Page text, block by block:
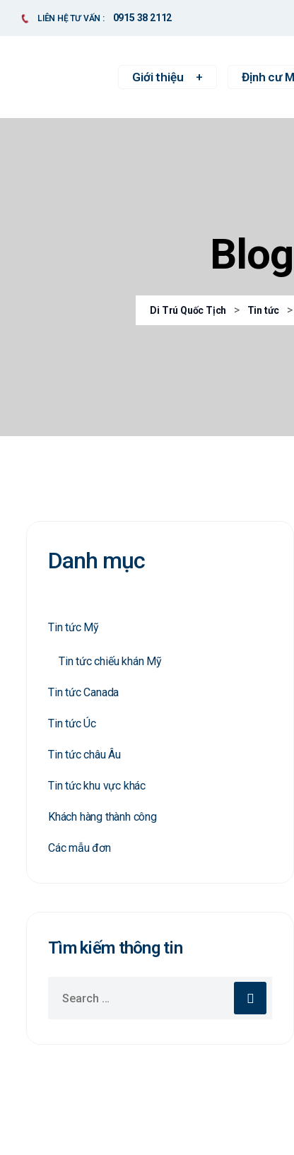
LIÊN HỆ TƯ VẤN : 0915 38 2112
Giới thiệu Định cư
Di Trú Quốc Tịch > Tin tức >
Danh mục
Tin tức Mỹ
Tin tức chiếu khán Mỹ
Tin tức Canada
Tin tức Úc
Tin tức châu Âu
Tin tức khu vực khác
Khách hàng thành công
Các mẫu đơn
Tìm kiếm thông tin